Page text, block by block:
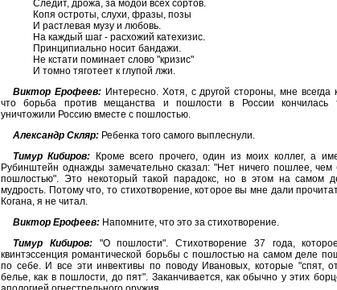
Следит, дрожа, за модой всех сортов.
Копя остроты, слухи, фразы, позы
И растлевая музу и любовь.
На каждый шаг - расхожий катехизис.
Принципиально носит бандажи.
Не кстати поминает слово "кризис"
И томно тяготеет к глупой лжи.
Виктор Ерофеев:Интересно. Хотя, с другой стороны, мне всегда
что борьба против мещанства и пошлости в России кончилась
уничтожили Россию вместе с пошлостью.
Александр Скляр: Ребенка того самого выплеснули.
Тимур Кибиров: Кроме всего прочего, один из моих коллег, а
Рубинштейн однажды замечательно сказал: "Нет ничего пошлее, чем
пошлостью". Это некоторый такой парадокс, но в этом на самом
мудрость. Потому что, то стихотворение, которое вы мне дали
Когана, я не читал.
Виктор Ерофеев: Напомните, что это за стихотворение.
Тимур Кибиров:"О пошлости". Стихотворение 37 года,
квинтэссенция романтической борьбы с пошлостью на самом деле
по себе. И все эти инвективы по поводу Ивановых, которые "спят,
белье, как в пошлости, до пят". Заканчивается, как обычно у этих